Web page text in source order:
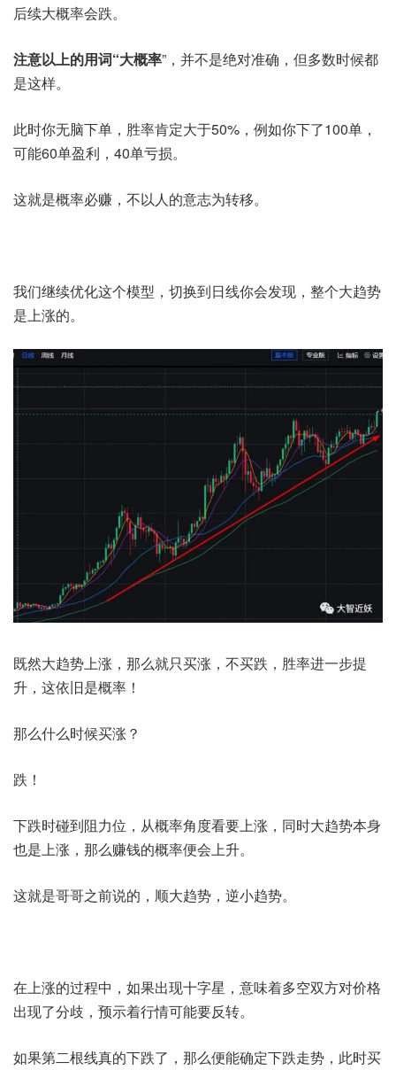
后续大概率会跌。
注意以上的用词“大概率”，并不是绝对准确，但多数时候都
是这样。
此时你无脑下单，胜率肯定大于50%，例如你下了100单，
可能60单盈利，40单亏损。
这就是概率必赚，不以人的意志为转移。
我们继续优化这个模型，切换到日线你会发现，整个大趋势
是上涨的。
既然大趋势上涨，那么就只买涨，不买跌，胜率进一步提
升，这依旧是概率！
那么什么时候买涨？
跌！
下跌时碰到阻力位，从概率角度看要上涨，同时大趋势本身
也是上涨，那么赚钱的概率便会上升。
这就是哥哥之前说的，顺大趋势，逆小趋势。
在上涨的过程中，如果出现十字星，意味着多空双方对价格
出现了分歧，预示着行情可能要反转。
如果第二根线真的下跌了，那么便能确定下跌走势，此时买